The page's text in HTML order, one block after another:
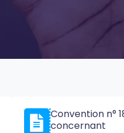
Convention n°
concernant